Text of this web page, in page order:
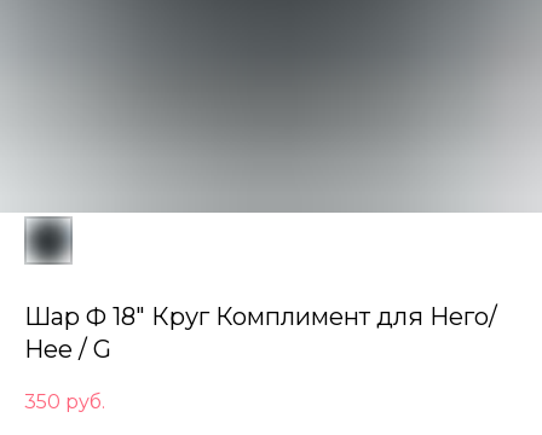
Шар Ф 18" Круг Комплимент для Него/
Нее / G
350 руб.